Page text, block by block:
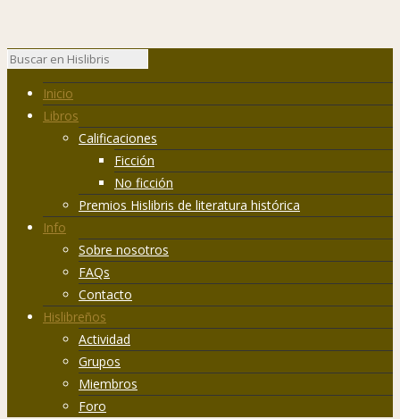
Inicio
Libros
Calificaciones
Ficción
No ficción
Premios Hislibris de literatura histórica
Info
Sobre nosotros
FAQs
Contacto
Hislibreños
Actividad
Grupos
Miembros
Foro